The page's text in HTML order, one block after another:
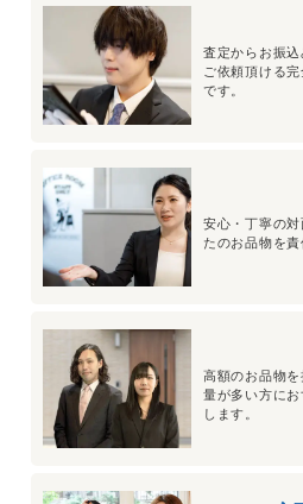
査定からお振
ご依頼頂ける
です。
安心・丁寧の
たのお品物を責
高額のお品物
量が多い方に
します。